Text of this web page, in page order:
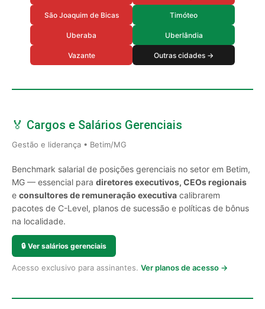
São Joaquim de Bicas Timóteo
Uberaba Uberlândia
Vazante Outras cidades →
🏅 Cargos e Salários Gerenciais
Gestão e liderança • Betim/MG
Benchmark salarial de posições gerenciais no setor em Betim,
MG — essencial para diretores executivos, CEOs regionais
e consultores de remuneração executiva calibrarem
pacotes de C-Level, planos de sucessão e políticas de bônus
na localidade.
🔒 Ver salários gerenciais
Acesso exclusivo para assinantes. Ver planos de acesso →